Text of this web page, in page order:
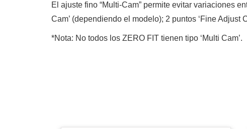
El ajuste fino “Multi-Cam” permite evitar variaciones
Cam’ (dependiendo el modelo); 2 puntos ‘Fine Adjust
*Nota: No todos los ZERO FIT tienen tipo ‘Multi Cam’.